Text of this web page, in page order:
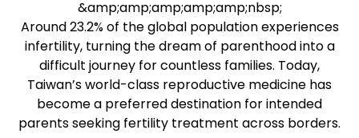
&amp;amp;amp;amp;amp;nbsp;
Around 23.2% of the global population experiences
infertility, turning the dream of parenthood into a
difficult journey for countless families. Today,
Taiwan’s world-class reproductive medicine has
become a preferred destination for intended
parents seeking fertility treatment across borders.